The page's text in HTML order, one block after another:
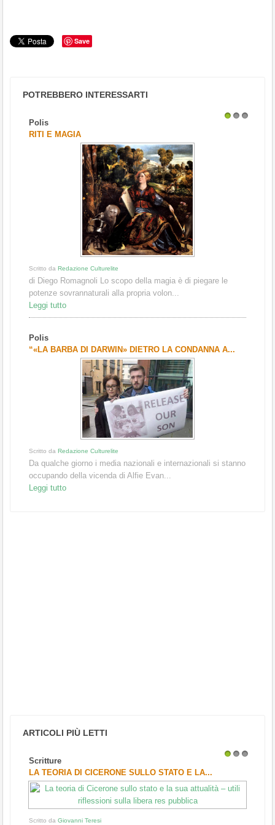
Save
POTREBBERO INTERESSARTI
Polis
RITI E MAGIA
Scritto da Redazione Culturelite
di Diego Romagnoli Lo scopo della magia è di piegare le
potenze sovrannaturali alla propria volon...
Leggi tutto
Polis
“«LA BARBA DI DARWIN» DIETRO LA CONDANNA A...
Scritto da Redazione Culturelite
Da qualche giorno i media nazionali e internazionali si stanno
occupando della vicenda di Alfie Evan...
Leggi tutto
ARTICOLI PIÙ LETTI
Scritture
LA TEORIA DI CICERONE SULLO STATO E LA...
Scritto da Giovanni Teresi